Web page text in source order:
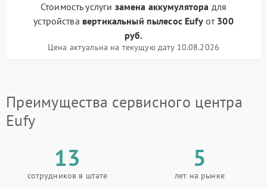
Стоимость услуги замена аккумулятора для
устройства вертикальный пылесос Eufyот 300
руб.
Цена актуальна на текущую дату 10.08.2026
Преимущества сервисного центра
Eufy
13
сотрудников в штате
5
лет на рынке